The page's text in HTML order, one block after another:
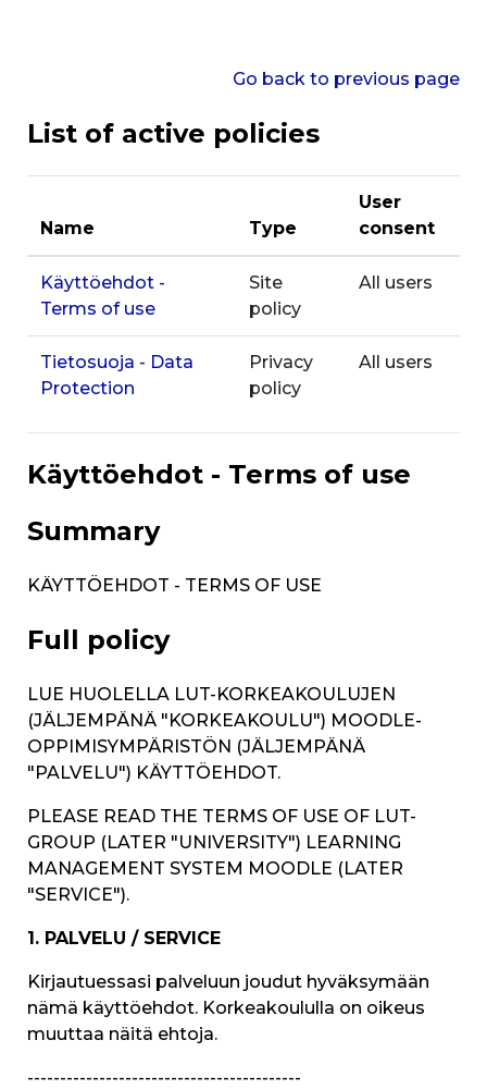
Go back to previous page
List of active policies
Name Type
User
consent
Käyttöehdot -
Terms of use
Site
policy
All users
Tietosuoja - Data
Protection
Privacy
policy
All users
Käyttöehdot - Terms of use
Summary
KÄYTTÖEHDOT - TERMS OF USE
Full policy
LUE HUOLELLA LUT-KORKEAKOULUJEN
(JÄLJEMPÄNÄ "KORKEAKOULU") MOODLE-
OPPIMISYMPÄRISTÖN (JÄLJEMPÄNÄ
"PALVELU") KÄYTTÖEHDOT.
PLEASE READ THE TERMS OF USE OF LUT-
GROUP (LATER "UNIVERSITY") LEARNING
MANAGEMENT SYSTEM MOODLE (LATER
"SERVICE").
1. PALVELU / SERVICE
Kirjautuessasi palveluun joudut hyväksymään
nämä käyttöehdot. Korkeakoululla on oikeus
muuttaa näitä ehtoja.
------------------------------------------